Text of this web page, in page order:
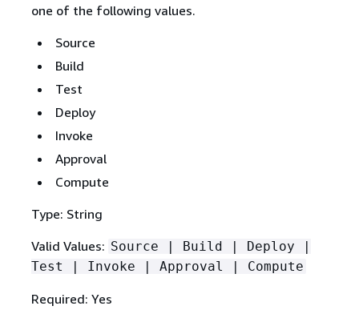
one of the following values.
Source
Build
Test
Deploy
Invoke
Approval
Compute
Type: String
Valid Values: Source | Build | Deploy |
Test | Invoke | Approval | Compute
Required: Yes